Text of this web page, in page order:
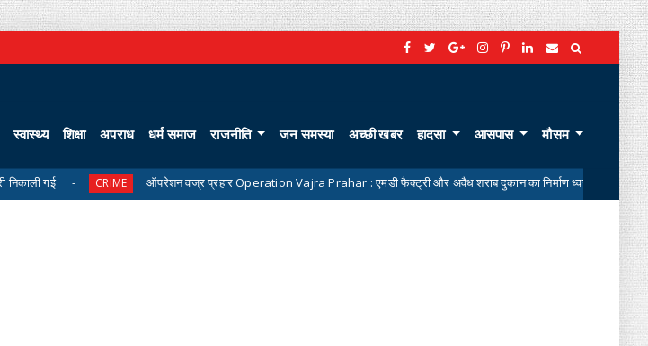
स्वास्थ्य शिक्षा अपराध धर्म समाज राजनीति जन समस्या अच्छी खबर हादसा आसपास मौसम
CRIME ऑपरेशन वज्र प्रहार Operation Vajra Prahar : एमडी फैक्ट्री और अवैध शराब दुकान का निर्माण ध्वस्त News योग